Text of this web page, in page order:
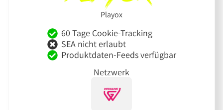
Playox
60 Tage Cookie-Tracking
SEA nicht erlaubt
Produktdaten-Feeds verfügbar
Netzwerk